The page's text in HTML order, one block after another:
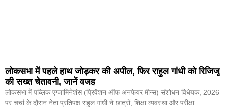
लोकसभा में पहले हाथ जोड़कर की अपील, फिर राहुल गांधी को रिजिजू
की सख्त चेतावनी, जानें वजह
लोकसभा में पब्लिक एग्जामिनेशंस (प्रिवेंशन ऑफ अनफेयर मीन्स) संशोधन विधेयक, 2026
पर चर्चा के दौरान नेता प्रतिपक्ष राहुल गांधी ने छात्रों, शिक्षा व्यवस्था और परीक्षा